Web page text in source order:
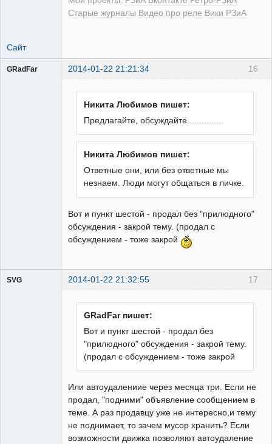
Старые журналы Видео про реле Вики РЗиА
Сайт
16
GRadFar 2014-01-22 21:21:34
Никита Любимов пишет:
Предлагайте, обсуждайте...............
Никита Любимов пишет:
Ответные они, или без ответные мы
незнаем. Люди могут общаться в личке.
Вот и пункт шестой - продал без "прилюдного"
обсуждения - закрой тему. (продал с
обсуждением - тоже закрой
17
SVG 2014-01-22 21:32:55
GRadFar пишет:
Вот и пункт шестой - продал без
"прилюдного" обсуждения - закрой тему.
(продал с обсуждением - тоже закрой
Или автоудалениие через месяца три. Если не
продал, "подними" объявление сообщением в
теме. А раз продавцу уже не интересно,и тему
не поднимает, то зачем мусор хранить? Если
возможности движка позволяют автоудаление